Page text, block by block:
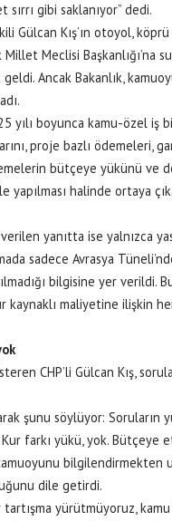
gibi saklanıyor” dedi.
Gülcan Kış’ın otoyol,
Meclisi Başkanlığı’na
geldi. Ancak Bakanlık,
yılı boyunca kamu-özel iş
proje bazlı ödemeleri,
bütçeye yükünü ve
halinde ortaya
yanıtta ise yalnızca
sadece Avrasya
bilgisine yer verildi.
maliyetine ilişkin
CHP’li Gülcan Kış,
şunu söylüyor: Soruların
farkı yükü, yok. Bütçeye
bilgilendirmekten
dile getirdi.
tartışma yürütmüyoruz,